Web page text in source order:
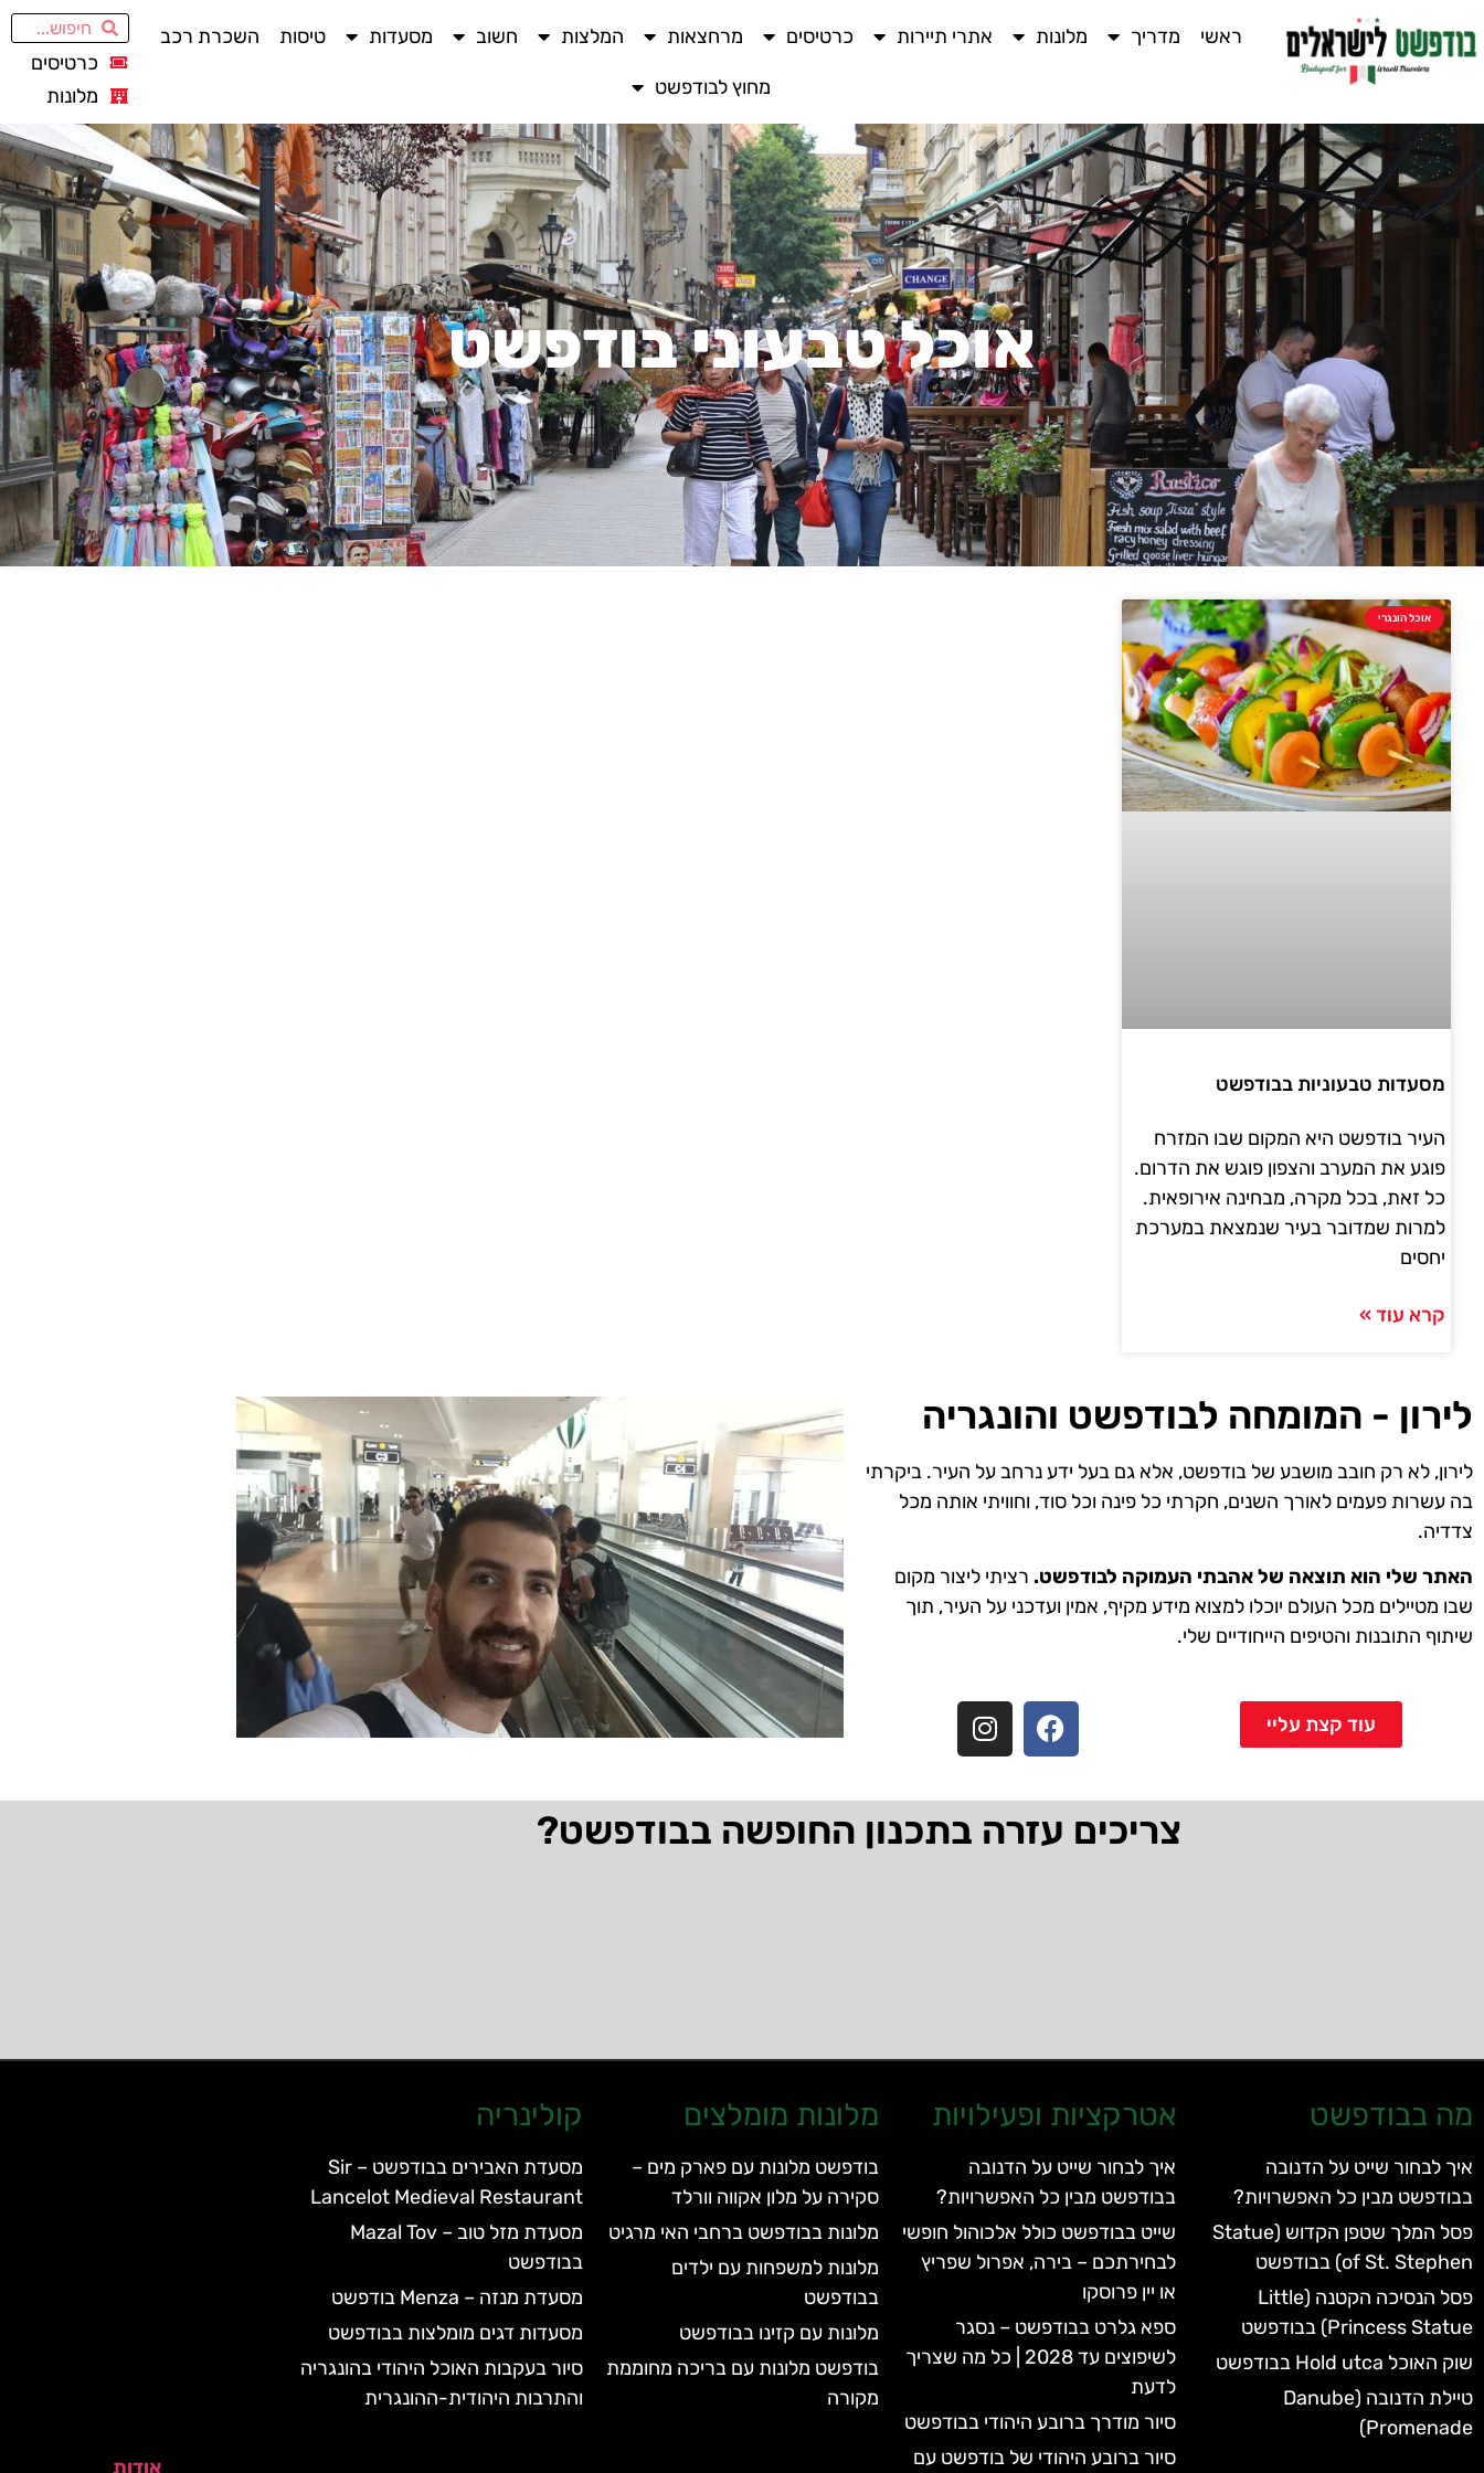
ראשי מדריך מלונות אתרי תיירות כרטיסים מרחצאות המלצות חשוב מסעדות טיסות השכרת רכב
מחוץ לבודפשט
כרטיסים
מלונות
אוכל טבעוני בודפשט
אוכל הונגרי
מסעדות טבעוניות בבודפשט
העיר בודפשט היא המקום שבו המזרח
פוגע את המערב והצפון פוגש את הדרום.
כל זאת, בכל מקרה, מבחינה אירופאית.
למרות שמדובר בעיר שנמצאת במערכת
יחסים
קרא עוד »
לירון - המומחה לבודפשט והונגריה
לירון, לא רק חובב מושבע של בודפשט, אלא גם בעל ידע נרחב על העיר. ביקרתי
בה עשרות פעמים לאורך השנים, חקרתי כל פינה וכל סוד, וחוויתי אותה מכל
צדדיה.
האתר שלי הוא תוצאה של אהבתי העמוקה לבודפשט. רציתי ליצור מקום
שבו מטיילים מכל העולם יוכלו למצוא מידע מקיף, אמין ועדכני על העיר, תוך
שיתוף התובנות והטיפים הייחודיים שלי.
עוד קצת עליי
צריכים עזרה בתכנון החופשה בבודפשט?
מה בבודפשט
איך לבחור שייט על הדנובה
בבודפשט מבין כל האפשרויות?
פסל המלך שטפן הקדוש (Statue
of St. Stephen) בבודפשט
פסל הנסיכה הקטנה (Little
Princess Statue) בבודפשט
שוק האוכל Hold utca בבודפשט
טיילת הדנובה (Danube
Promenade)
אטרקציות ופעילויות
איך לבחור שייט על הדנובה
בבודפשט מבין כל האפשרויות?
שייט בבודפשט כולל אלכוהול חופשי
לבחירתכם – בירה, אפרול שפריץ
או יין פרוסקו
ספא גלרט בבודפשט – נסגר
לשיפוצים עד 2028 | כל מה שצריך
לדעת
סיור מודרך ברובע היהודי בבודפשט
סיור ברובע היהודי של בודפשט עם
מלונות מומלצים
בודפשט מלונות עם פארק מים –
סקירה על מלון אקווה וורלד
מלונות בבודפשט ברחבי האי מרגיט
מלונות למשפחות עם ילדים
בבודפשט
מלונות עם קזינו בבודפשט
בודפשט מלונות עם בריכה מחוממת
מקורה
קולינריה
מסעדת האבירים בבודפשט – Sir
Lancelot Medieval Restaurant
מסעדת מזל טוב – Mazal Tov
בבודפשט
מסעדת מנזה – Menza בודפשט
מסעדות דגים מומלצות בבודפשט
סיור בעקבות האוכל היהודי בהונגריה
והתרבות היהודית-ההונגרית
אודות